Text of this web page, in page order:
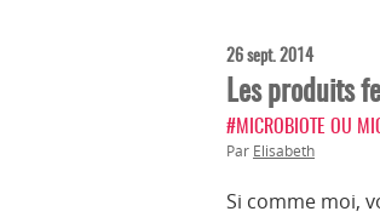
26 sept. 2014
Les produits
#MICROBIOTE OU
Par Elisabeth
Si comme moi,